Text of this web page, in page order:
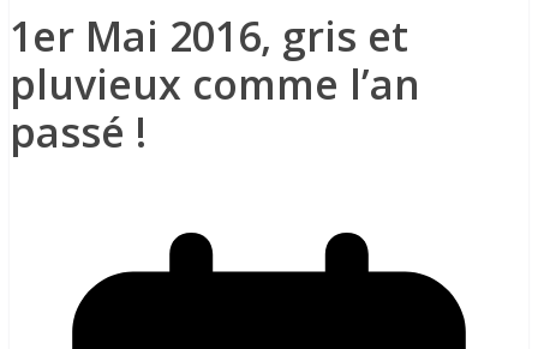
1er Mai 2016, gris et
pluvieux comme l’an
passé !